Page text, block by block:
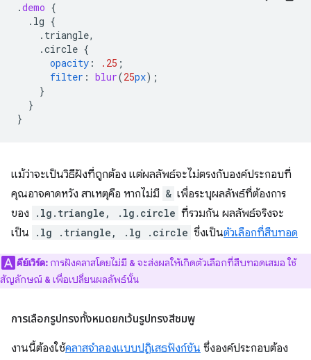
.demo {
.lg {
.triangle,
.circle {
opacity : .25 ;
filter : blur(25px);
}
}
}
แม้ว่าจะเป็นวิธีฝังที่ถูกต้อง แต่ผลลัพธ์จะไม่ตรงกับองค์ประกอบที่
คุณอาจคาดหวัง สาเหตุคือ หากไม่มี & เพื่อระบุผลลัพธ์ที่ต้องการ
ของ
.lg.triangle, .lg.circle ที่รวมกัน ผลลัพธ์จริงจะ
เป็น
.lg .triangle, .lg .circle ซึ่งเป็นตัวเลือกที่สืบทอด
คีย์เวิร์ด: การฝังคลาสโดยไม่มี & จะส่งผลให้เกิดตัวเลือกที่สืบทอดเสมอ ใช้
สัญลักษณ์ & เพื่อเปลี่ยนผลลัพธ์นั้น
การเลือกรูปทรงทั้งหมดยกเว้นรูปทรงสีชมพู
งานนี้ต้องใช้คลาสจำลองแบบปฏิเสธฟังก์ชัน ซึ่งองค์ประกอบต้อง